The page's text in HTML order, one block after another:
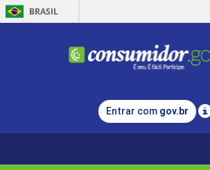
BRASIL
Entrar com gov.br